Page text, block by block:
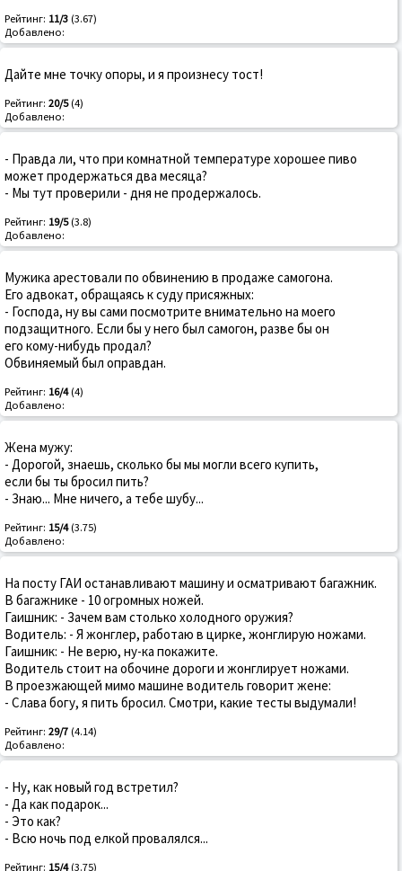
Рейтинг: 11/3 (3.67)
Добавлено:
Дайте мне точку опоры, и я произнесу тост!
Рейтинг: 20/5(4)
Добавлено:
- Правда ли, что при комнатной температуре хорошее пиво
может продержаться два месяца?
- Мы тут проверили - дня не продержалось.
Рейтинг: 19/5(3.8)
Добавлено:
Мужика арестовали по обвинению в продаже самогона.
Его адвокат, обращаясь к суду присяжных:
- Господа, ну вы сами посмотрите внимательно на моего
подзащитного. Если бы у него был самогон, разве бы он
его кому-нибудь продал?
Обвиняемый был оправдан.
Рейтинг: 16/4(4)
Добавлено:
Жена мужу:
- Дорогой, знаешь, сколько бы мы могли всего купить,
если бы ты бросил пить?
- Знаю... Мне ничего, а тебе шубу...
Рейтинг: 15/4(3.75)
Добавлено:
На посту ГАИ останавливают машину и осматривают багажник.
В багажнике - 10 огромных ножей.
Гаишник: - Зачем вам столько холодного оружия?
Водитель: - Я жонглер, работаю в цирке, жонглирую ножами.
Гаишник: - Не верю, ну-ка покажите.
Водитель стоит на обочине дороги и жонглирует ножами.
В проезжающей мимо машине водитель говорит жене:
- Слава богу, я пить бросил. Смотри, какие тесты выдумали!
Рейтинг: 29/7 (4.14)
Добавлено:
- Ну, как новый год встретил?
- Да как подарок...
- Это как?
- Всю ночь под елкой провалялся...
Рейтинг: 15/4(3.75)